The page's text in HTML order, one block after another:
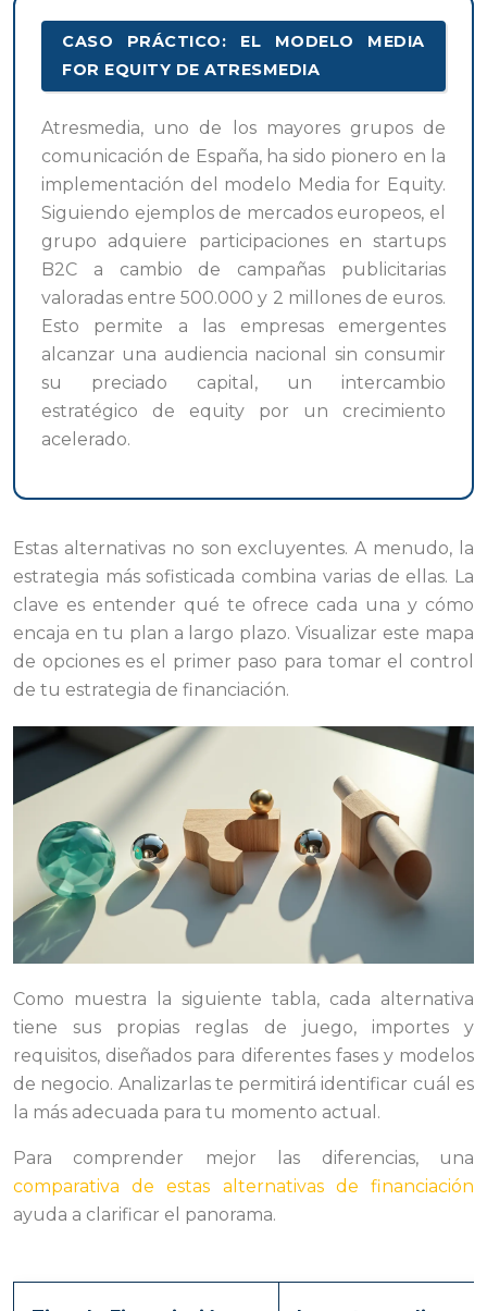
CASO PRÁCTICO: EL MODELO MEDIA
FOR EQUITY DE ATRESMEDIA
Atresmedia, uno de los mayores grupos de
comunicación de España, ha sido pionero en la
implementación del modelo Media for Equity.
Siguiendo ejemplos de mercados europeos, el
grupo adquiere participaciones en startups
B2C a cambio de campañas publicitarias
valoradas entre 500.000 y 2 millones de euros.
Esto permite a las empresas emergentes
alcanzar una audiencia nacional sin consumir
su preciado capital, un intercambio
estratégico de equity por un crecimiento
acelerado.
Estas alternativas no son excluyentes. A menudo, la
estrategia más sofisticada combina varias de ellas. La
clave es entender qué te ofrece cada una y cómo
encaja en tu plan a largo plazo. Visualizar este mapa
de opciones es el primer paso para tomar el control
de tu estrategia de financiación.
Como muestra la siguiente tabla, cada alternativa
tiene sus propias reglas de juego, importes y
requisitos, diseñados para diferentes fases y modelos
de negocio. Analizarlas te permitirá identificar cuál es
la más adecuada para tu momento actual.
Para comprender mejor las diferencias, una
comparativa de estas alternativas de financiación
ayuda a clarificar el panorama.